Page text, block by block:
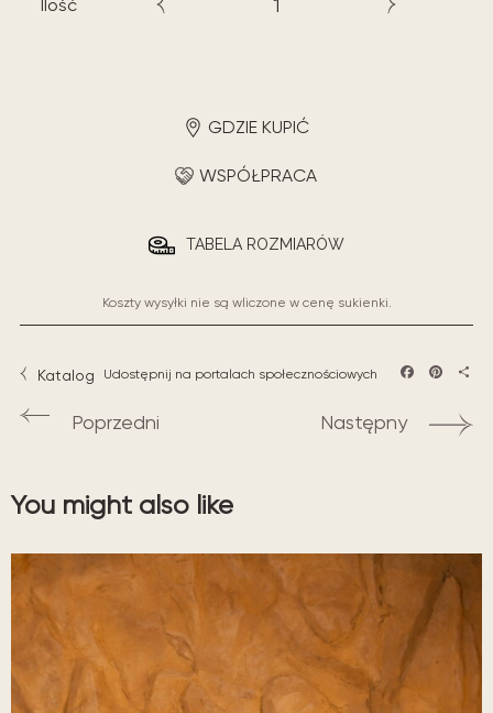
Ilość
GDZIE KUPIĆ
WSPÓŁPRACA
TABELA ROZMIARÓW
Koszty wysyłki nie są wliczone w cenę sukienki.
Katalog Udostępnij na portalach społecznościowych
Poprzedni Następny
You might also like